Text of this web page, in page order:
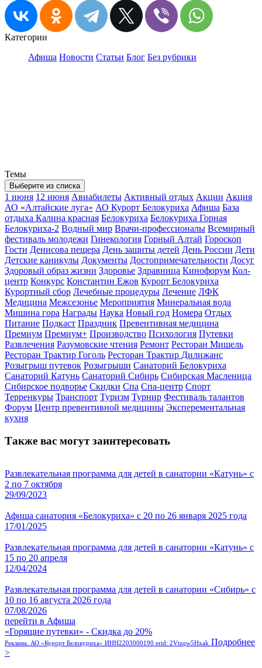
Категории
Афиша Новости Статьи Блог Без рубрики
Темы
Выберите из списка
1 июня 12 июня Авиабилеты Активный отдых Акции Акция
АО «Алтайские луга» АО Курорт Белокуриха Афиша База
отдыха Калина красная Белокуриха Белокуриха Горная
Белокуриха-2 Водный мир Врачи-профессионалы Всемирный
фестиваль молодежи Гинекология Горный Алтай Гороскоп
Гости Денисова пещера День защиты детей День России Дети
Детские каникулы Документы Достопримечательности Досуг
Здоровый образ жизни Здоровье Здравница Кинофорум Кол-
центр Конкурс Константин Ежов Курорт Белокуриха
Курортный сбор Лечебные процедуры Лечение ЛФК
Медицина Межсезонье Мероприятия Минеральная вода
Мишина гора Награды Наука Новый год Номера Отдых
Питание Подкаст Праздник Превентивная медицина
Премиум Премиум+ Производство Психология Путевки
Развлечения Разумовские чтения Ремонт Ресторан Мишель
Ресторан Трактир Гоголь Ресторан Трактир Дилижанс
Розыгрыш путевок Розыгрыши Санаторий Белокуриха
Санаторий Катунь Санаторий Сибирь Сибирская Масленица
Сибирское подворье Скидки Спа Спа-центр Спорт
Терренкуры Транспорт Туризм Турнир Фестиваль талантов
Форум Центр превентивной медицины Эксперементальная
кухня
Также вас могут заинтересовать
Развлекательная программа для детей в санатории «Катунь» с
2 по 7 октября
29/09/2023
Афиша санатория «Белокуриха» с 20 по 26 января 2025 года
17/01/2025
Развлекательная программа для детей в санатории «Катунь» с
15 по 20 апреля
12/04/2024
Развлекательная программа для детей в санатории «Сибирь» с
10 по 16 августа 2026 года
07/08/2026
перейти в Афиша
«Горящие путевки» - Скидка до 20%
Реклама. АО «Курорт Белокуриха» ИНН2203000190 erid: 2Vtzqw5Hxak Подробнее
>